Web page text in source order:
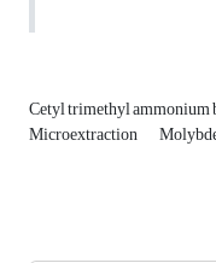
Cetyl trimethyl
Microextraction